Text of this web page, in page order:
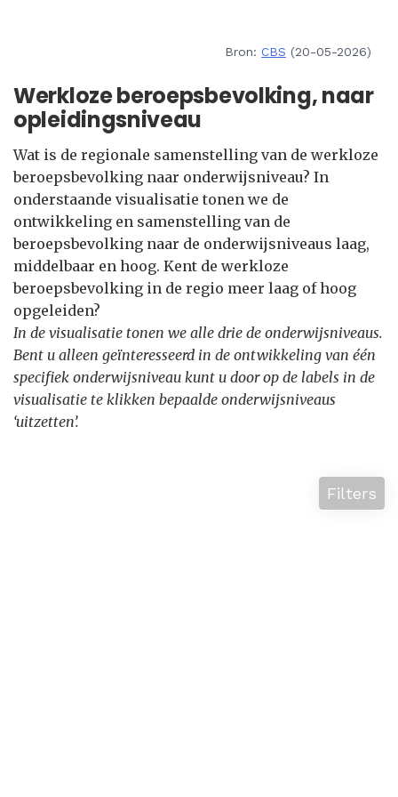
Bron: CBS (20-05-2026)
Werkloze beroepsbevolking, naar
opleidingsniveau
Wat is de regionale samenstelling van de werkloze
beroepsbevolking naar onderwijsniveau? In
onderstaande visualisatie tonen we de
ontwikkeling en samenstelling van de
beroepsbevolking naar de onderwijsniveaus laag,
middelbaar en hoog. Kent de werkloze
beroepsbevolking in de regio meer laag of hoog
opgeleiden?
In de visualisatie tonen we alle drie de onderwijsniveaus.
Bent u alleen geïnteresseerd in de ontwikkeling van één
specifiek onderwijsniveau kunt u door op de labels in de
visualisatie te klikken bepaalde onderwijsniveaus
‘uitzetten’.
Filters